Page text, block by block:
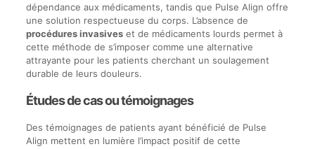
dépendance aux médicaments, tandis que Pulse Align offre
une solution respectueuse du corps. L’absence de
procédures invasiveset de médicaments lourds permet à
cette méthode de s’imposer comme une alternative
attrayante pour les patients cherchant un soulagement
durable de leurs douleurs.
Études de cas ou témoignages
Des témoignages de patients ayant bénéficié de Pulse
Align mettent en lumière l’impact positif de cette